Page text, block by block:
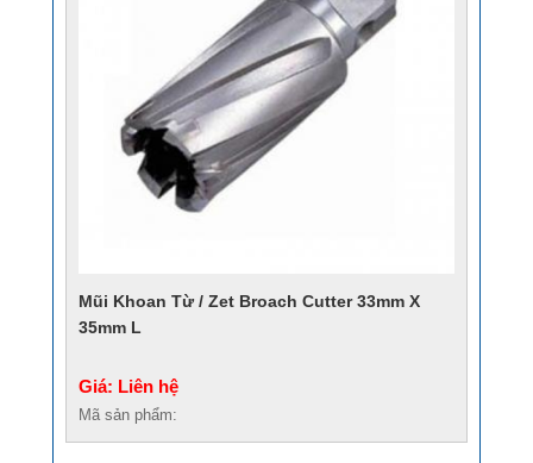
Mũi Khoan Từ / Zet Broach Cutter 33mm X
35mm L
Giá: Liên hệ
Mã sản phẩm: